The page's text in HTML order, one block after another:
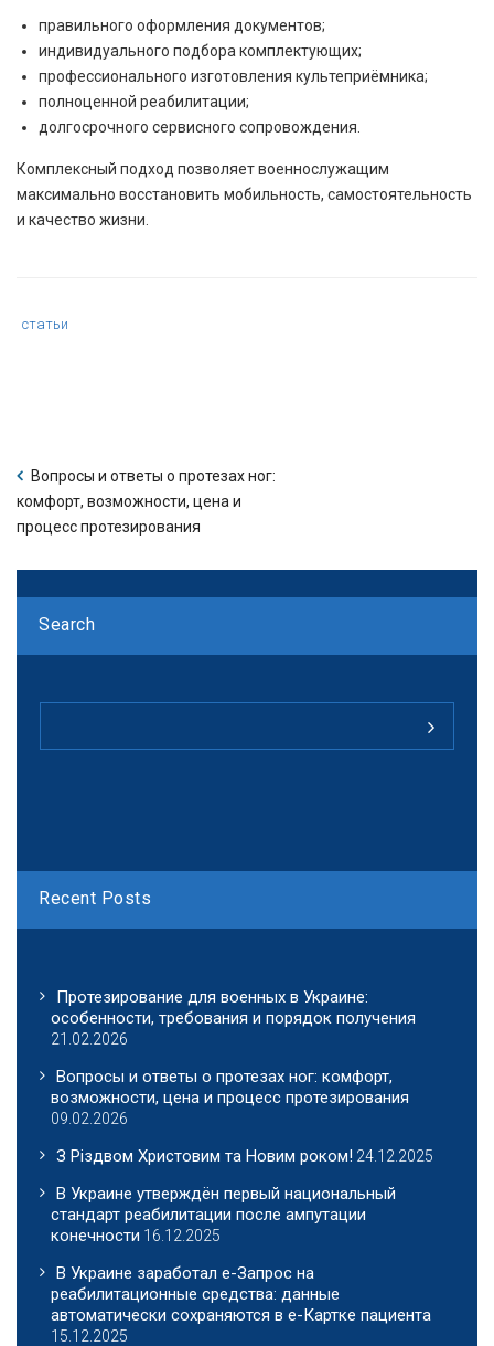
правильного оформления документов;
индивидуального подбора комплектующих;
профессионального изготовления культеприёмника;
полноценной реабилитации;
долгосрочного сервисного сопровождения.
Комплексный подход позволяет военнослужащим
максимально восстановить мобильность, самостоятельность
и качество жизни.
Category
статьи
Вопросы и ответы о протезах ног:
комфорт, возможности, цена и
процесс протезирования
Search
Recent Posts
Протезирование для военных в Украине:
особенности, требования и порядок получения
21.02.2026
Вопросы и ответы о протезах ног: комфорт,
возможности, цена и процесс протезирования
09.02.2026
З Різдвом Христовим та Новим роком! 24.12.2025
В Украине утверждён первый национальный
стандарт реабилитации после ампутации
конечности 16.12.2025
В Украине заработал е-Запрос на
реабилитационные средства: данные
автоматически сохраняются в е-Картке пациента
15.12.2025